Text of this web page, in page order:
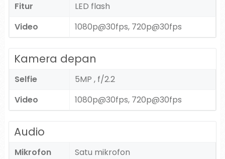
Fitur
LED flash
Video
1080p@30fps, 720p@30fps
Kamera depan
Selfie
5MP , f/2.2
Video
1080p@30fps, 720p@30fps
Audio
Mikrofon
Satu mikrofon